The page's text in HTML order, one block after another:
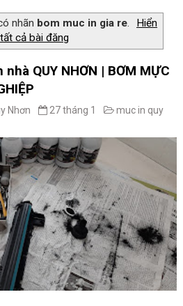
nhãn bom muc in gia re.
Hiển
cả bài đăng
QUY NHƠN | BƠM MỰC
Nhơn 27 tháng 1
muc in quy